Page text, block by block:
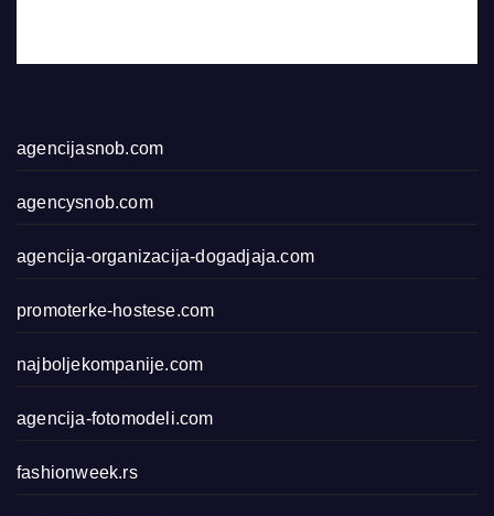
agencijasnob.com
agencysnob.com
agencija-organizacija-dogadjaja.com
promoterke-hostese.com
najboljekompanije.com
agencija-fotomodeli.com
fashionweek.rs